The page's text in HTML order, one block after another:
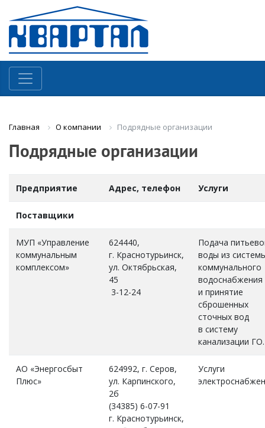
Главная О компании Подрядные организации
Подрядные организации
Предприятие Адрес, телефон Услуги
Поставщики
МУП «Управление
коммунальным
комплексом»
624440,
г. Краснотурьинск,
ул. Октябрьская,
45
3-12-24
Подача
воды из
коммунального
водоснабжения
и принятие
сброшенных
сточных вод
в систему
канализации ГО.
АО «Энергосбыт
Плюс»
624992, г. Серов,
ул. Карпинского,
2б
(34385) 6-07-91
г. Краснотурьинск,
Услуги